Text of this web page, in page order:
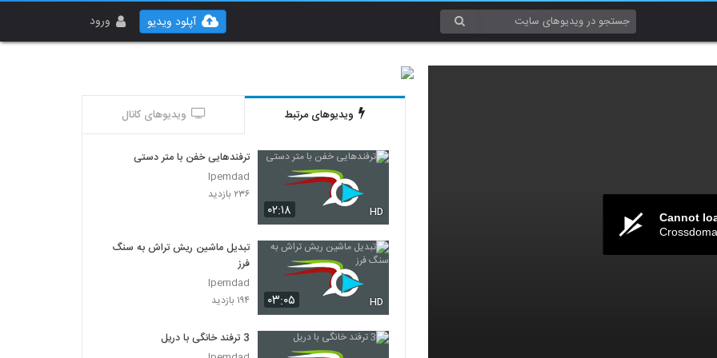
ورود آپلود ویدیو
Cannot
ویدیوهای مرتبط ویدیوهای کانال
۰۲:۱۸ HD
ترفندهایی خفن با متر دستی
Ipemdad
۲۳۶ بازدید
۰۳:۰۵ HD
تبدیل ماشین ریش تراش به سنگ
فرز
Ipemdad
۱۹۴ بازدید
3 ترفند خانگی با دریل